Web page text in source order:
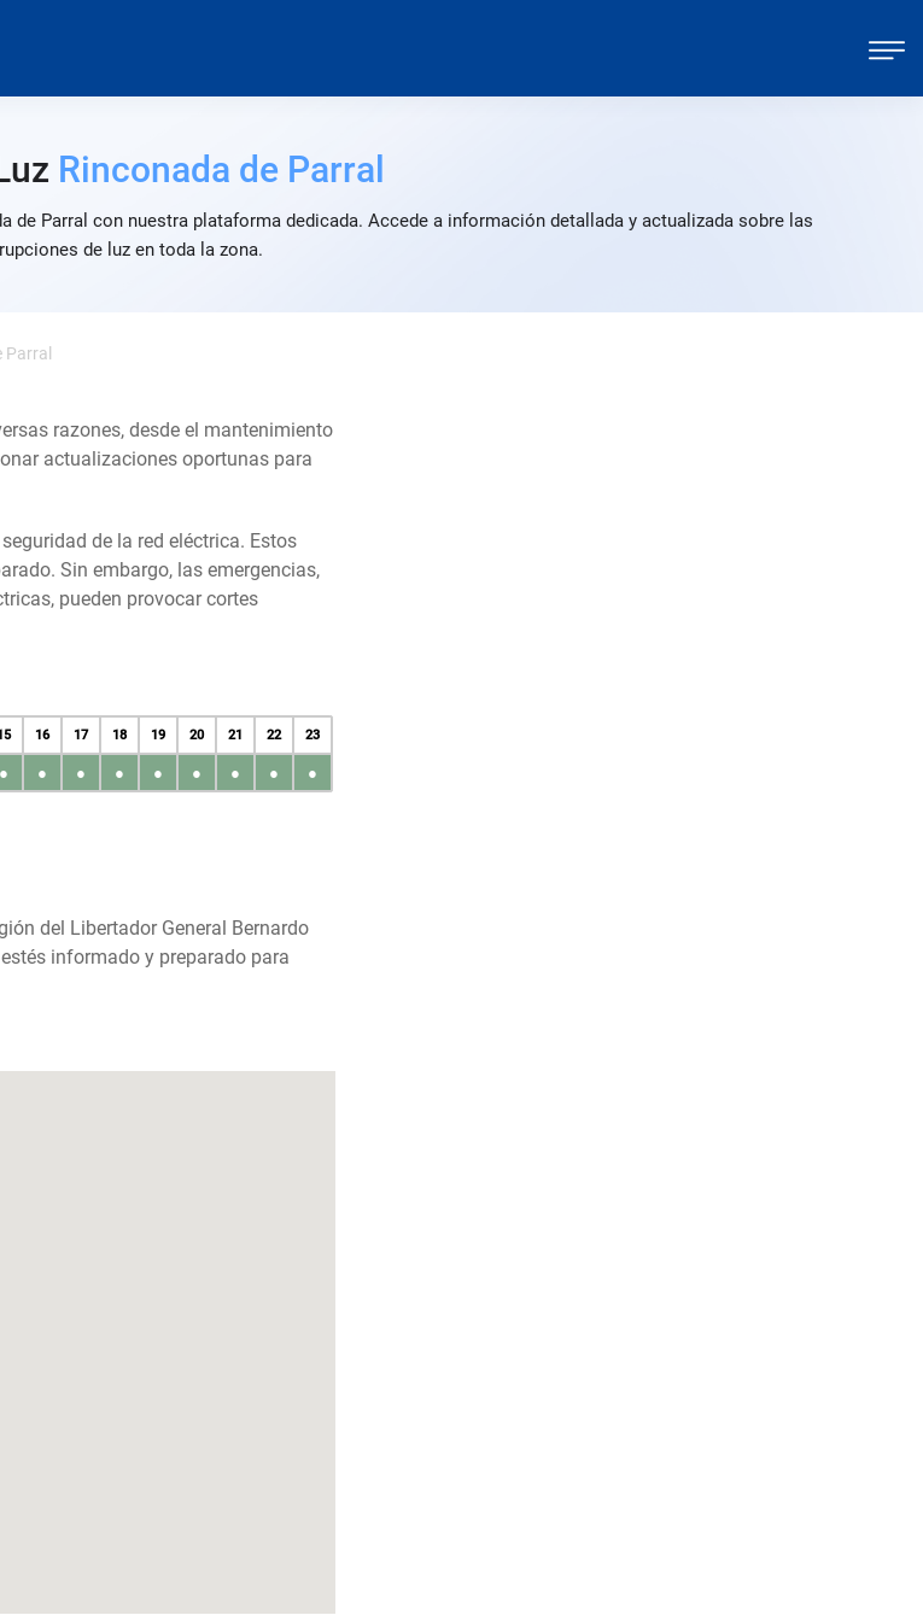
Rinconada de Parral
Parral con nuestra plataforma dedicada. Accede a información detallada y actualizada sobre las
de luz en toda la zona.
Parral
razones, desde el mantenimiento
actualizaciones oportunas para
de la red eléctrica. Estos
Sin embargo, las emergencias,
pueden provocar cortes
16 17 18 19 20 21 22 23
● ● ● ● ● ● ● ● ●
del Libertador General Bernardo
informado y preparado para